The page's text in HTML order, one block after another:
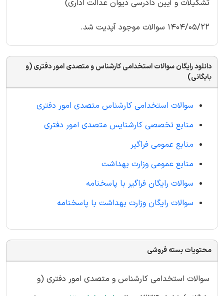
تشکیلات و آیین دادرسی دیوان عدالت اداری)
1404/05/22 سوالات موجود آپدیت شد.
دانلود رایگان سوالات استخدامی کارشناس و متصدی امور دفتری (و
بایگانی)
سوالات استخدامی کارشناس متصدی امور دفتری
منابع تخصصی کارشنایس متصدی امور دفتری
منابع عمومی فراگیر
منابع عمومی وزارت بهداشت
سوالات رایگان فراگیر با پاسخنامه
سوالات رایگان وزارت بهداشت با پاسخنامه
محتویات بسته فروشی
سوالات استخدامی کارشناس و متصدی امور دفتری (و